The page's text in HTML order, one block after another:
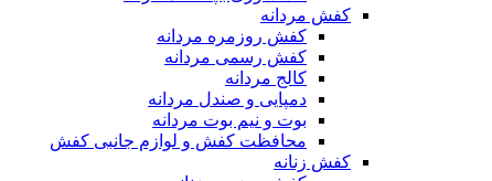
کفش مردانه
کفش روزمره مردانه
کفش رسمی مردانه
کالج مردانه
دمپایی و صندل مردانه
بوت و نیم بوت مردانه
محافظت کفش و لوازم جانبی کفش
کفش زنانه